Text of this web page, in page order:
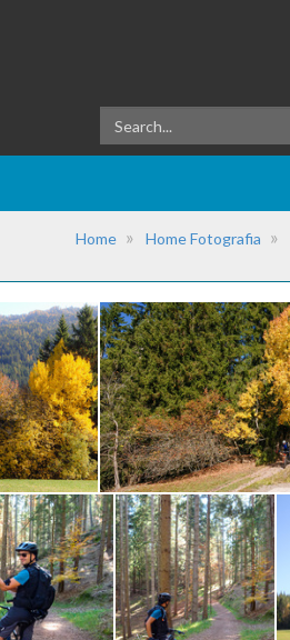
Home Home Fotografia